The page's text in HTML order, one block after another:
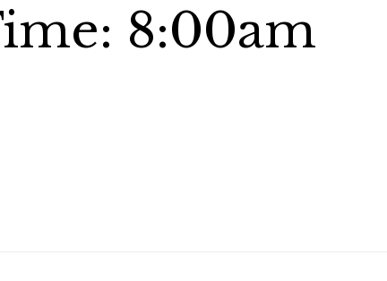
8:00am